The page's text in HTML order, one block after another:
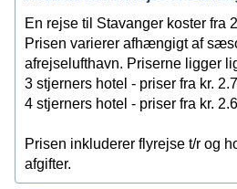
En rejse til Stavanger koster fra
Prisen varierer afhængigt af
afrejselufthavn. Priserne ligger
3 stjerners hotel - priser fra kr.
4 stjerners hotel - priser fra kr.
Prisen inkluderer flyrejse t/r og
afgifter.